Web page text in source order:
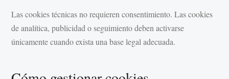
Las cookies técnicas no requieren consentimiento. Las cookies
de analítica, publicidad o seguimiento deben activarse
únicamente cuando exista una base legal adecuada.